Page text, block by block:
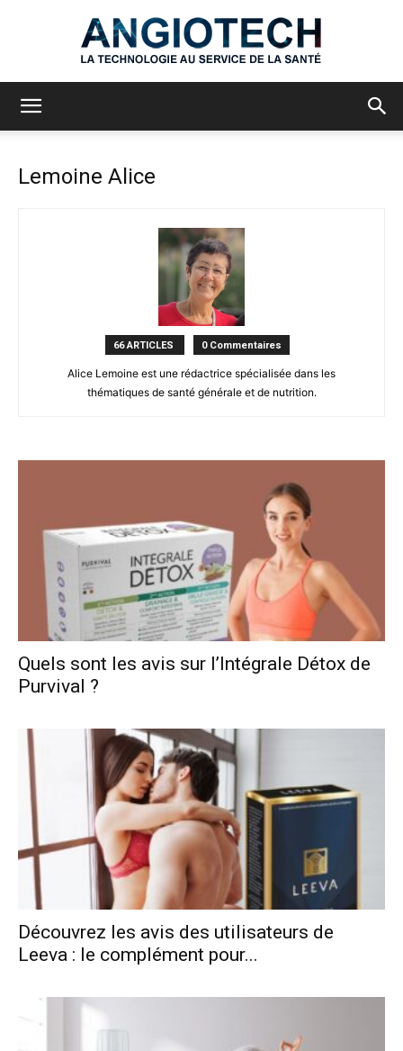
Lemoine Alice
66 ARTICLES 0 Commentaires
Alice Lemoine est une rédactrice spécialisée dans les
thématiques de santé générale et de nutrition.
Quels sont les avis sur l’Intégrale Détox de
Purvival ?
Découvrez les avis des utilisateurs de
Leeva : le complément pour...